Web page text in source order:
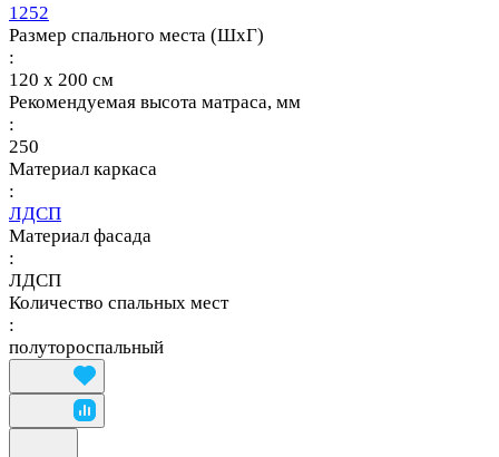
1252
Размер спального места (ШхГ)
:
120 х 200 см
Рекомендуемая высота матраса, мм
:
250
Материал каркаса
:
ЛДСП
Материал фасада
:
ЛДСП
Количество спальных мест
:
полутороспальный